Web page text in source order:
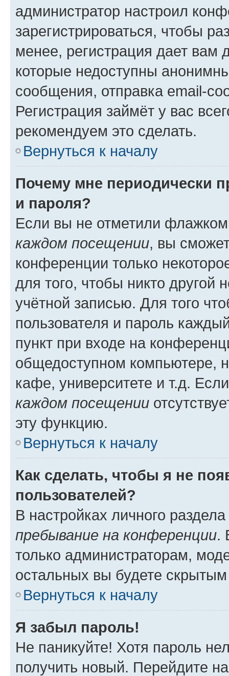
администратор настроил
зарегистрироваться, чтобы
менее, регистрация дает вам
которые недоступны
сообщения, отправка email-
Регистрация займёт у вас
рекомендуем это сделать.
Вернуться к началу
Почему мне периодически
и пароля?
Если вы не отметили
каждом посещении, вы
конференции только
для того, чтобы никто другой
учётной записью. Для того
пользователя и пароль
пункт при входе на
общедоступном компьютере,
кафе, университете и т.д.
каждом посещении
эту функцию.
Вернуться к началу
Как сделать, чтобы я не
пользователей?
В настройках личного
пребывание на конференции.
только администраторам,
остальных вы будете
Вернуться к началу
Я забыл пароль!
Не паникуйте! Хотя пароль
получить новый. Перейдите